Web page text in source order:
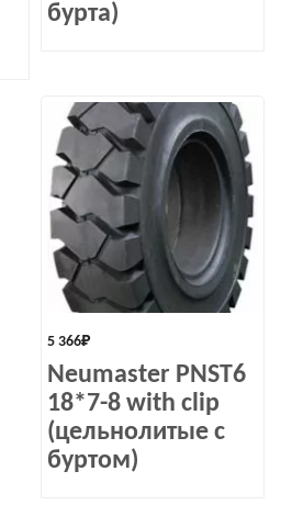
бурта)
5 366₽
Neumaster PNST6
18*7-8 with clip
(цельнолитые с
буртом)